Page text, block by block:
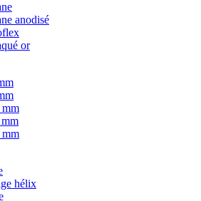
anodisé
or
mm
mm
hélix